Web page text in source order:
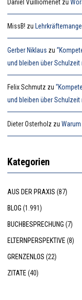
Daniel Vuilliomenet zu
MissB! zu
Gerber Niklaus zu
und bleiben über Schulzeit
Felix Schmutz zu
und bleiben über Schulzeit
Dieter Osterholz zu
Kategorien
AUS DER PRAXIS (87)
BLOG (1.991)
BUCHBESPRECHUNG (7)
ELTERNPERSPEKTIVE(8)
GRENZENLOS (22)
ZITATE(40)